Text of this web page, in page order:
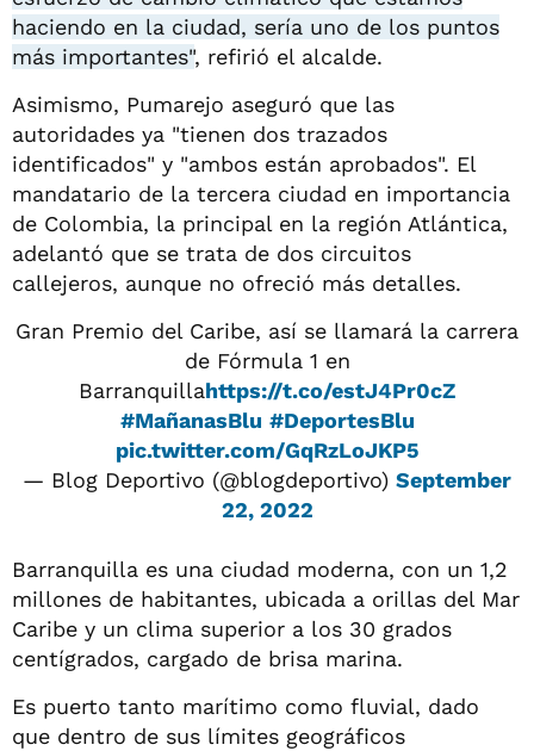
haciendo en la ciudad, sería uno de los puntos
más importantes", refirió el alcalde.
Asimismo, Pumarejo aseguró que las
autoridades ya "tienen dos trazados
identificados" y "ambos están aprobados". El
mandatario de la tercera ciudad en importancia
de Colombia, la principal en la región Atlántica,
adelantó que se trata de dos circuitos
callejeros, aunque no ofreció más detalles.
Gran Premio del Caribe, así se llamará la carrera
de Fórmula 1 en
Barranquillahttps://t.co/estJ4Pr0cZ
#MañanasBlu #DeportesBlu
pic.twitter.com/GqRzLoJKP5
— Blog Deportivo (@blogdeportivo) September
22, 2022
Barranquilla es una ciudad moderna, con un 1,2
millones de habitantes, ubicada a orillas del Mar
Caribe y un clima superior a los 30 grados
centígrados, cargado de brisa marina.
Es puerto tanto marítimo como fluvial, dado
que dentro de sus límites geográficos